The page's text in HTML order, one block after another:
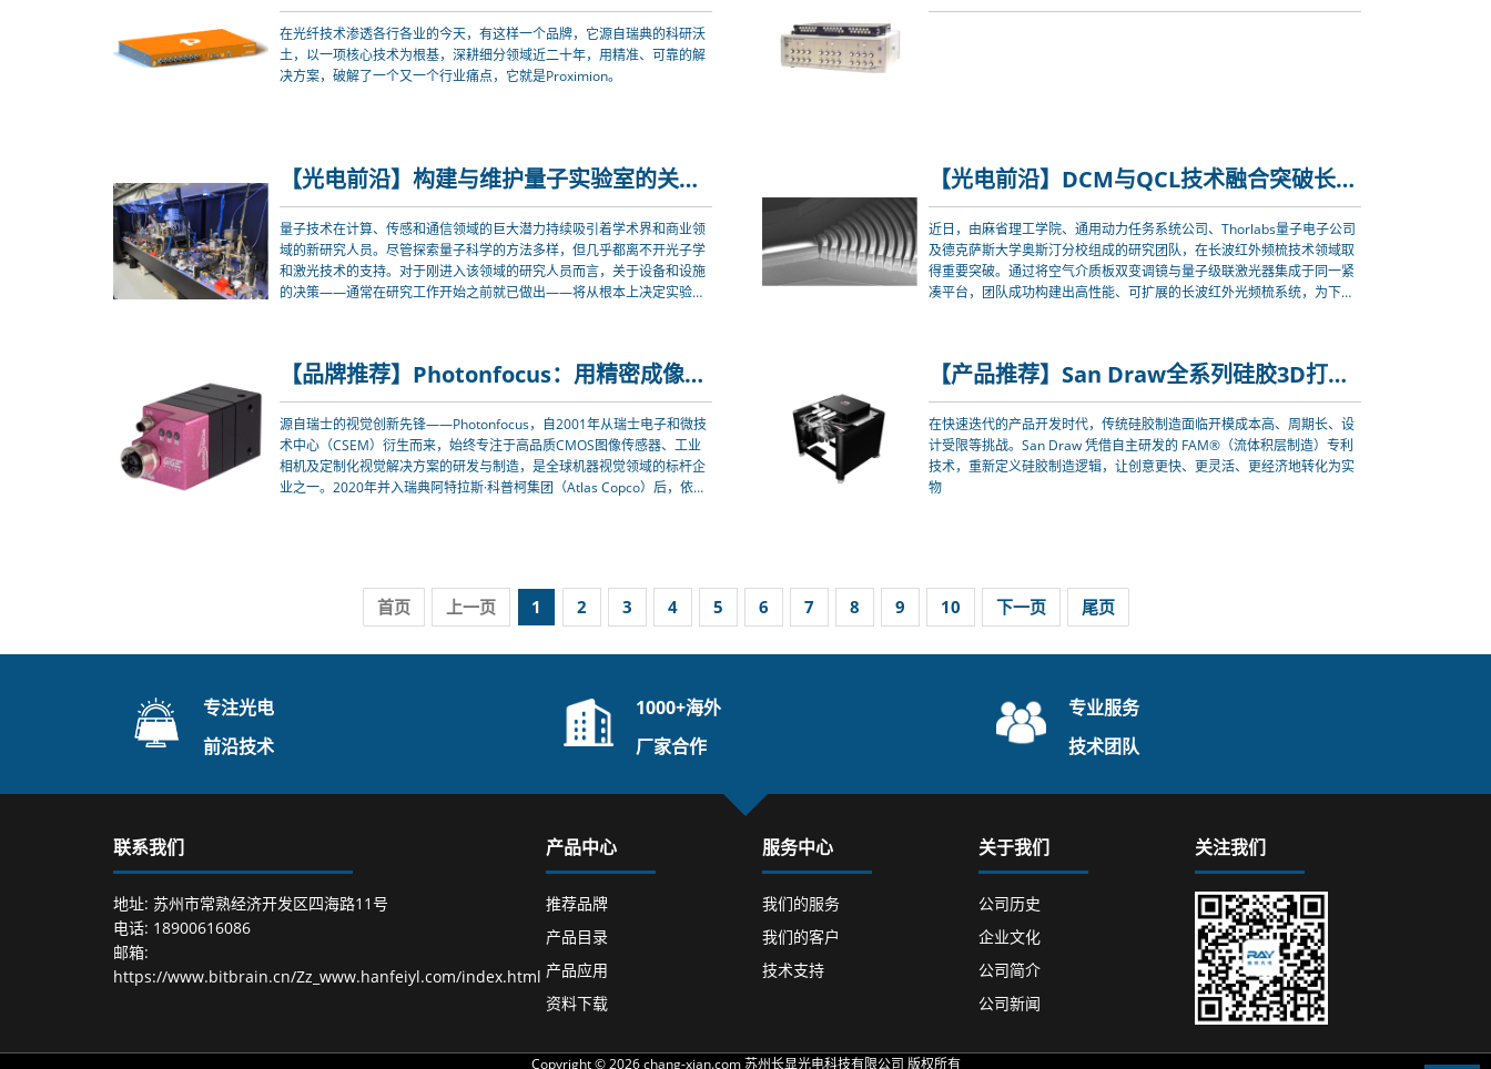
在光纤技术渗透各行各业的今天，有这样一个品牌，它源自瑞典的科研沃
土，以一项核心技术为根基，深耕细分领域近二十年，用精准、可靠的解
决方案，破解了一个又一个行业痛点，它就是Proximion。
【光电前沿】构建与维护量子实验室的关键要素：专家分享核心设施经验
量子技术在计算、传感和通信领域的巨大潜力持续吸引着学术界和商业领
域的新研究人员。尽管探索量子科学的方法多样，但几乎都离不开光子学
和激光技术的支持。对于刚进入该领域的研究人员而言，关于设备和设施
的决策——通常在研究工作开始之前就已做出——将从根本上决定实验室
【光电前沿】DCM与QCL技术融合突破长波红外频梳色散瓶颈，开启紧凑型光谱传感新时代
近日，由麻省理工学院、通用动力任务系统公司、Thorlabs量子电子公司
及德克萨斯大学奥斯汀分校组成的研究团队，在长波红外频梳技术领域取
得重要突破。通过将空气介质板双变调镜与量子级联激光器集成于同一紧
凑平台，团队成功构建出高性能、可扩展的长波红外光频梳系统，为下一
【品牌推荐】Photonfocus：用精密成像，定义机器视觉新高度
源自瑞士的视觉创新先锋——Photonfocus，自2001年从瑞士电子和微技
术中心（CSEM）衍生而来，始终专注于高品质CMOS图像传感器、工业
相机及定制化视觉解决方案的研发与制造，是全球机器视觉领域的标杆企
业之一。2020年并入瑞典阿特拉斯·科普柯集团（Atlas Copco）后，依托
【产品推荐】San Draw全系列硅胶3D打印机，解锁制造自由
在快速迭代的产品开发时代，传统硅胶制造面临开模成本高、周期长、设
计受限等挑战。San Draw 凭借自主研发的 FAM®（流体积层制造）专利
技术，重新定义硅胶制造逻辑，让创意更快、更灵活、更经济地转化为实
物
首页 上一页 1 2 3 4 5 6 7 8 9 10 下一页 尾页
专注光电
前沿技术
1000+海外
厂家合作
专业服务
技术团队
联系我们
地址: 苏州市常熟经济开发区四海路11号
电话: 18900616086
邮箱:
https://www.bitbrain.cn/Zz_www.hanfeiyl.com/index.html
产品中心
推荐品牌
产品目录
产品应用
资料下载
服务中心
我们的服务
我们的客户
技术支持
关于我们
公司历史
企业文化
公司简介
公司新闻
关注我们
Copyright © 2026 chang-xian.com 苏州长显光电科技有限公司 版权所有